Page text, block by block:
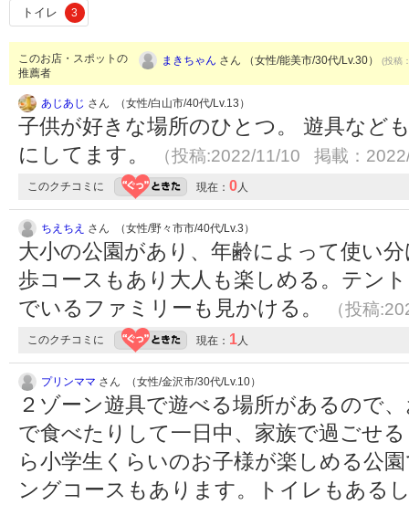
トイレ 3
このお店・スポットの
推薦者
まきちゃん さん （女性/能美市/30代/Lv.30） (投稿
あじあじ さん （女性/白山市/40代/Lv.13）
子供が好きな場所のひとつ。 遊具など
にしてます。
（投稿:2022/11/10 掲載：
このクチコミに 現在： 0人
ちえちえ さん （女性/野々市市/40代/Lv.3）
大小の公園があり、年齢によって使い
歩コースもあり大人も楽しめる。テン
でいるファミリーも見かける。
（投稿
このクチコミに 現在： 1人
プリンママ さん （女性/金沢市/30代/Lv.10）
２ゾーン遊具で遊べる場所があるので
で食べたりして一日中、家族で過ごせ
ら小学生くらいのお子様が楽しめる公
ングコースもあります。トイレもある